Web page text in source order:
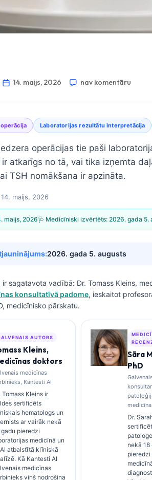
14. maijs, 2026 nav komentāru
Laboratorijas rezultātu interpretācija
operācijas tie paši
atkarīgs no tā, vai tika izņemta
TSH nomākšana ir apzināta.
14. maijs, 2026
maijs, 2026🩺 Medicīniski izvērtēts: 2026. gada 5.
2026. gada 5. augusts
ir sagatavota vadībā: Dr. Tomass Kleins,
konsultatīvā padome, ieskaitot
medicīnisko pārskatu.
AUTORS
Kleins,
doktors
medicīnas
Kantesti AI
Tomass Kleins ir
sertificēts
hematologs un
ar vairāk nekā
gadu pieredzi
medicīnā un
atbalstītā klīniskā
Kā Kantesti AI
medicīnas
viņš nodrošina
Sāra
PhD
medicīna
Dr.
nekā 18